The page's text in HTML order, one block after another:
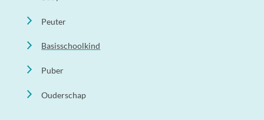
Peuter
Basisschoolkind
Puber
Ouderschap